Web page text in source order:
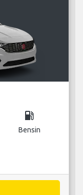
local_gas_station
Bensin